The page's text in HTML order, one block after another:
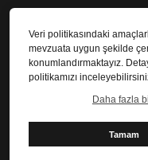
Veri politikasındaki
mevzuata uygun şekilde
konumlandırmaktayız.
politikamızı
Daha fazla
Tamam